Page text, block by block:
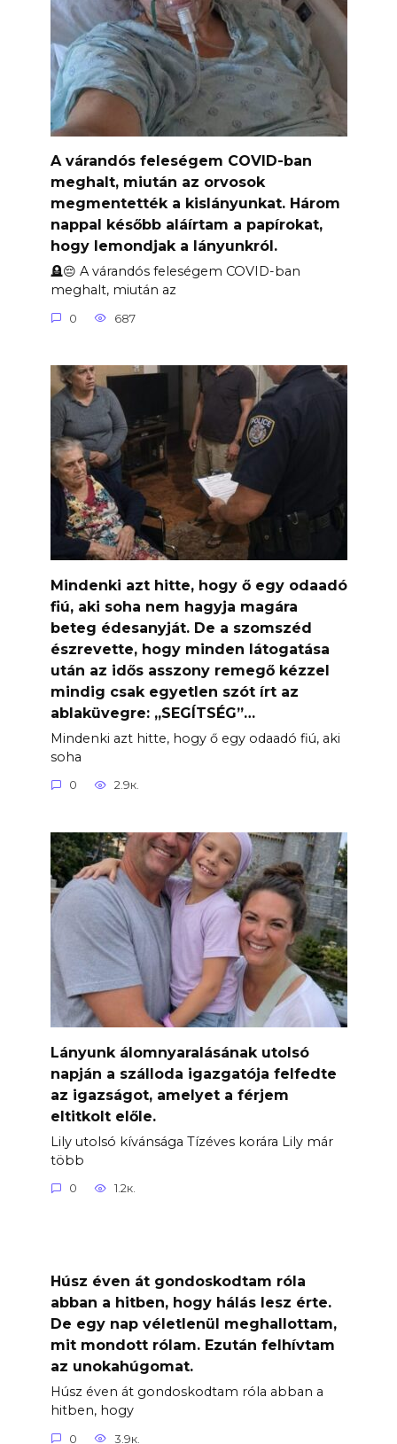
A várandós feleségem COVID-ban
meghalt, miután az orvosok
megmentették a kislányunkat. Három
nappal később aláírtam a papírokat,
hogy lemondjak a lányunkról.
🪦😔 A várandós feleségem COVID-ban
meghalt, miután az
0 687
Mindenki azt hitte, hogy ő egy odaadó
fiú, aki soha nem hagyja magára
beteg édesanyját. De a szomszéd
észrevette, hogy minden látogatása
után az idős asszony remegő kézzel
mindig csak egyetlen szót írt az
ablaküvegre: „SEGÍTSÉG”…
Mindenki azt hitte, hogy ő egy odaadó fiú, aki
soha
0 2.9к.
Lányunk álomnyaralásának utolsó
napján a szálloda igazgatója felfedte
az igazságot, amelyet a férjem
eltitkolt előle.
Lily utolsó kívánsága Tízéves korára Lily már
több
0 1.2к.
Húsz éven át gondoskodtam róla
abban a hitben, hogy hálás lesz érte.
De egy nap véletlenül meghallottam,
mit mondott rólam. Ezután felhívtam
az unokahúgomat.
Húsz éven át gondoskodtam róla abban a
hitben, hogy
0 3.9к.